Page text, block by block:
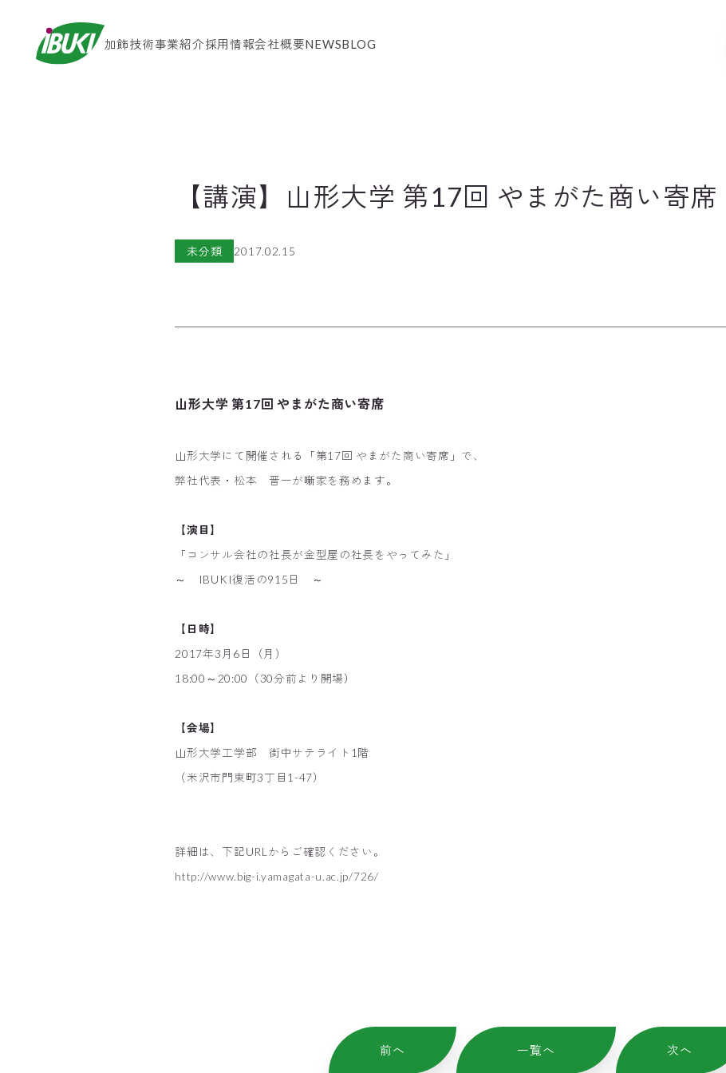
加飾技術事業紹介採用情報会社概要NEWSBLOG
【講演】山形大学 第17回 やまがた商い寄席
未分類 2017.02.15
山形大学第17回 やまがた商い寄席
山形大学にて開催される「第17回 やまがた商い寄席」で、
弊社代表・松本 晋一が噺家を務めます。
【演目】
「コンサル会社の社長が金型屋の社長をやってみた」
～ IBUKI復活の915日 ～
【日時】
2017年3月6日（月）
18:00～20:00（30分前より開場）
【会場】
山形大学工学部 街中サテライト1階
（米沢市門東町3丁目1-47）
詳細は、下記URLからご確認ください。
http://www.big-i.yamagata-u.ac.jp/726/
前へ 一覧へ 次へ